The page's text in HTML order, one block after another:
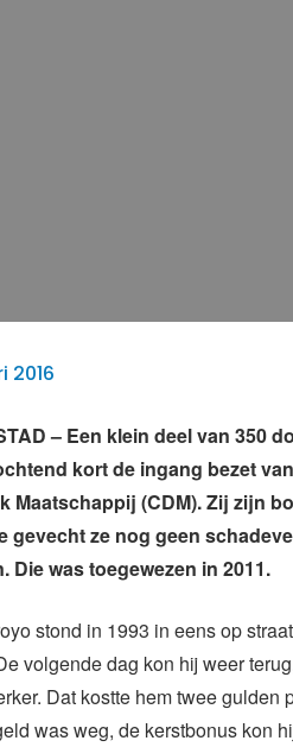
2016
– Een klein deel van 350
kort de ingang bezet
Maatschappij (CDM). Zij zijn
gevecht ze nog geen
Die was toegewezen in 2011.
stond in 1993 in eens op
volgende dag kon hij weer
Dat kostte hem twee gulden
was weg, de kerstbonus kon